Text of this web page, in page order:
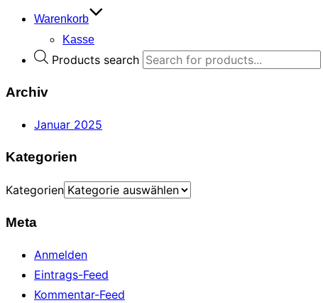
Warenkorb
Kasse
Products search
Archiv
Januar 2025
Kategorien
Kategorien
Meta
Anmelden
Eintrags-Feed
Kommentar-Feed